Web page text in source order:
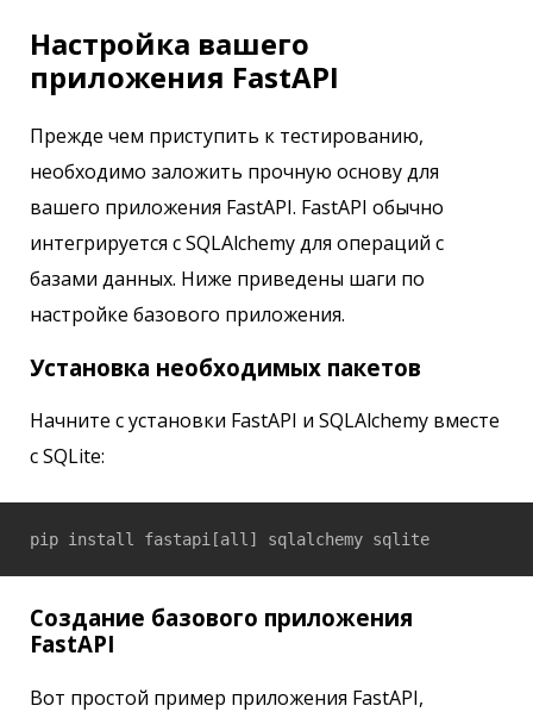
Настройка вашего
приложения FastAPI
Прежде чем приступить к тестированию,
необходимо заложить прочную основу для
вашего приложения FastAPI. FastAPI обычно
интегрируется с SQLAlchemy для операций с
базами данных. Ниже приведены шаги по
настройке базового приложения.
Установка необходимых пакетов
Начните с установки FastAPI и SQLAlchemy вместе
с SQLite:
pip install fastapi[all] sqlalchemy sqlite
Создание базового приложения
FastAPI
Вот простой пример приложения FastAPI,